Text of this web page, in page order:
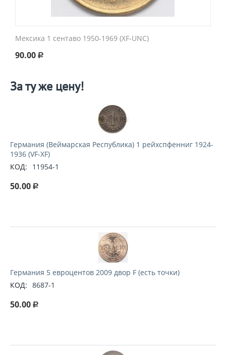
Мексика 1 сентаво 1950-1969 (XF-UNC)
90.00 Р
За ту же цену!
Германия (Веймарская Республика) 1 рейхспфенниг 1924-
1936 (VF-XF)
КОД:
11954-1
50.00 Р
Германия 5 евроцентов 2009 двор F (есть точки)
КОД: 8687-1
50.00 Р